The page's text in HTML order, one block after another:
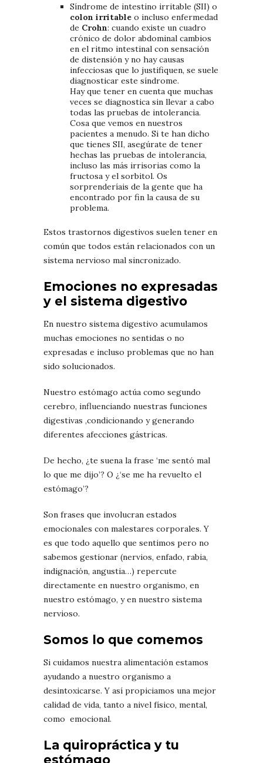
Síndrome de intestino irritable (SII) o
colon irritable o incluso enfermedad
de Crohn: cuando existe un cuadro
crónico de dolor abdominal cambios
en el ritmo intestinal con sensación
de distensión y no hay causas
infecciosas que lo justifiquen, se suele
diagnosticar este síndrome.
Hay que tener en cuenta que muchas
veces se diagnostica sin llevar a cabo
todas las pruebas de intolerancia.
Cosa que vemos en nuestros
pacientes a menudo. Si te han dicho
que tienes SII, asegúrate de tener
hechas las pruebas de intolerancia,
incluso las más irrisorias como la
fructosa y el sorbitol. Os
sorprenderíais de la gente que ha
encontrado por fin la causa de su
problema.
Estos trastornos digestivos suelen tener en
común que todos están relacionados con un
sistema nervioso mal sincronizado.
Emociones no expresadas
y el sistema digestivo
En nuestro sistema digestivo acumulamos
muchas emociones no sentidas o no
expresadas e incluso problemas que no han
sido solucionados.
Nuestro estómago actúa como segundo
cerebro, influenciando nuestras funciones
digestivas ,condicionando y generando
diferentes afecciones gástricas.
De hecho, ¿te suena la frase ‘me sentó mal
lo que me dijo’? O ¿‘se me ha revuelto el
estómago’?
Son frases que involucran estados
emocionales con malestares corporales. Y
es que todo aquello que sentimos pero no
sabemos gestionar (nervios, enfado, rabia,
indignación, angustia…) repercute
directamente en nuestro organismo, en
nuestro estómago, y en nuestro sistema
nervioso.
Somos lo que comemos
Si cuidamos nuestra alimentación estamos
ayudando a nuestro organismo a
desintoxicarse. Y así propiciamos una mejor
calidad de vida, tanto a nivel físico, mental,
como emocional.
La quiropráctica y tu
estómago